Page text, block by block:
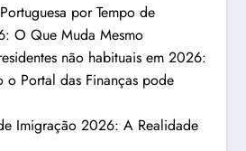
por Tempo de
O Que Muda Mesmo
não habituais em 2026:
Portal das Finanças pode
Imigração 2026: A Realidade